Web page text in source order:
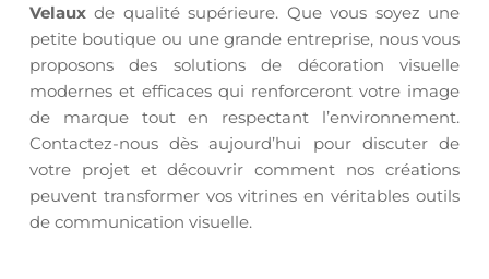
Velauxde qualité supérieure. Que vous soyez une
petite boutique ou une grande entreprise, nous vous
proposons des solutions de décoration visuelle
modernes et efficaces qui renforceront votre image
de marque tout en respectant l’environnement.
Contactez-nous dès aujourd’hui pour discuter de
votre projet et découvrir comment nos créations
peuvent transformer vos vitrines en véritables outils
de communication visuelle.